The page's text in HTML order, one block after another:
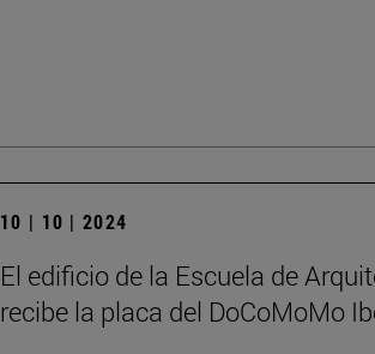
10 | 10 | 2024
El edificio de la Escuela de
recibe la placa del DoCoMoMo